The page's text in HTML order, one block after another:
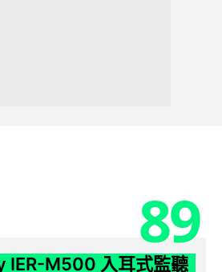
89
IER-M500 入耳式監聽